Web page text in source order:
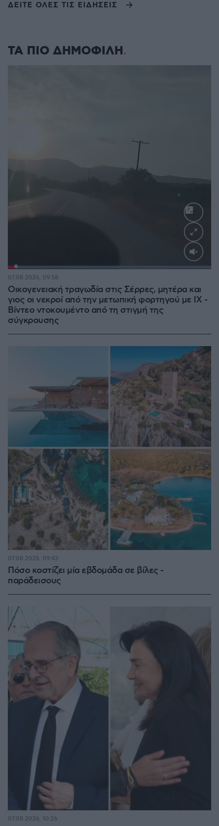
ΔΕΙΤΕ ΟΛΕΣ ΤΙΣ ΕΙΔΗΣΕΙΣ
ΤΑ ΠΙΟ ΔΗΜΟΦΙΛΗ
Loaded:
Οικογενειακή τραγωδία στις Σέρρες, μητέρα και
γιος οι νεκροί από την μετωπική φορτηγού με ΙΧ -
Βίντεο ντοκουμέντο από τη στιγμή της
σύγκρουσης
07.08.2026, 09:58
Πόσο κοστίζει μία εβδομάδα σε βίλες -
παράδεισους
07.08.2026, 09:43
07.08.2026, 10:26